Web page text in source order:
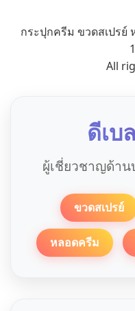
กระปุกครีม ขวดสเปรย์
All
ดีเบ
ผู้เชี่ยวชาญด้า
ขวดสเปรย์
หลอดครีม